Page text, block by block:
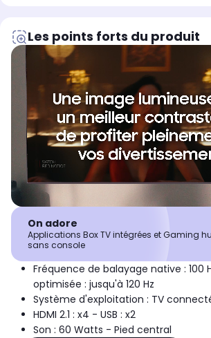
Les points forts du produit
On adore
Applications Box TV intégrées et Gaming
sans console
Fréquence de balayage native : 100
optimisée : jusqu'à 120 Hz
Système d'exploitation : TV
HDMI 2.1 : x4 - USB : x2
Son : 60 Watts - Pied central